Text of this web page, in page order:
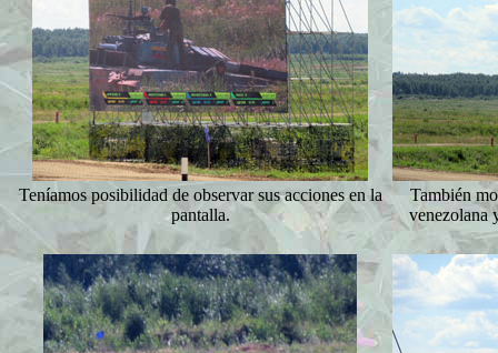
Teníamos posibilidad de observar sus acciones en la
pantalla.
También
venezolana